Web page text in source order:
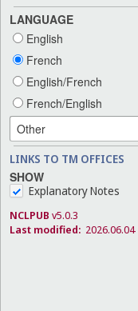
LANGUAGE
English
French
English/French
French/English
LINKS TO TM OFFICES
SHOW
Explanatory Notes
NCLPUB v5.0.3
Last modified: 2026.06.04